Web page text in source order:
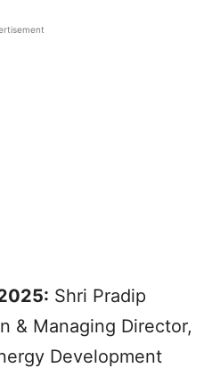
Shri Pradip
& Managing Director,
Development